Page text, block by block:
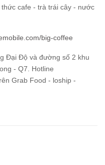
cafe - trà trái cây - nước
big-coffee
Đại Độ và đường số 2 khu
- Q7. Hotline
Grab Food - loship -